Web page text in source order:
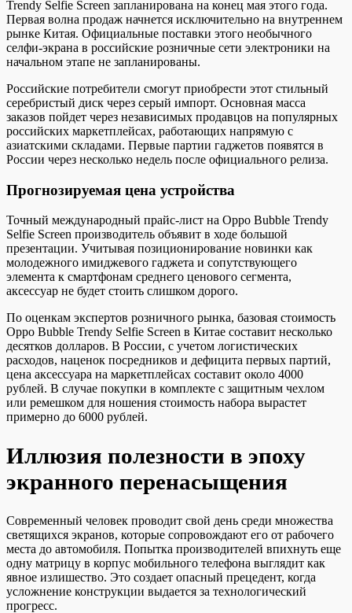
Trendy Selfie Screen запланирована на конец мая этого года.
Первая волна продаж начнется исключительно на внутреннем
рынке Китая. Официальные поставки этого необычного
селфи-экрана в российские розничные сети электроники на
начальном этапе не запланированы.
Российские потребители смогут приобрести этот стильный
серебристый диск через серый импорт. Основная масса
заказов пойдет через независимых продавцов на популярных
российских маркетплейсах, работающих напрямую с
азиатскими складами. Первые партии гаджетов появятся в
России через несколько недель после официального релиза.
Прогнозируемая цена устройства
Точный международный прайс-лист на Oppo Bubble Trendy
Selfie Screen производитель объявит в ходе большой
презентации. Учитывая позиционирование новинки как
молодежного имиджевого гаджета и сопутствующего
элемента к смартфонам среднего ценового сегмента,
аксессуар не будет стоить слишком дорого.
По оценкам экспертов розничного рынка, базовая стоимость
Oppo Bubble Trendy Selfie Screen в Китае составит несколько
десятков долларов. В России, с учетом логистических
расходов, наценок посредников и дефицита первых партий,
цена аксессуара на маркетплейсах составит около 4000
рублей. В случае покупки в комплекте с защитным чехлом
или ремешком для ношения стоимость набора вырастет
примерно до 6000 рублей.
Иллюзия полезности в эпоху
экранного перенасыщения
Современный человек проводит свой день среди множества
светящихся экранов, которые сопровождают его от рабочего
места до автомобиля. Попытка производителей впихнуть еще
одну матрицу в корпус мобильного телефона выглядит как
явное излишество. Это создает опасный прецедент, когда
усложнение конструкции выдается за технологический
прогресс.